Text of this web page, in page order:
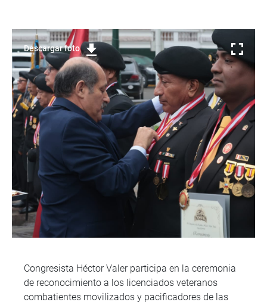
Descargar foto
Congresista Héctor Valer participa en la ceremonia
de reconocimiento a los licenciados veteranos
combatientes movilizados y pacificadores de las